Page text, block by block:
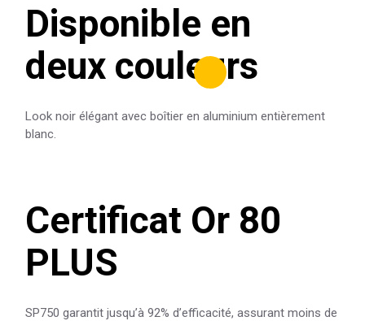
Disponible en
deux couleurs
Look noir élégant avec boîtier en aluminium entièrement
blanc.
Certificat Or 80
PLUS
SP750 garantit jusqu’à 92% d’efficacité, assurant moins de